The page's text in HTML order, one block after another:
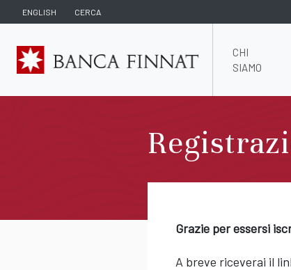
ENGLISH CERCA
CHI
SIAMO
Grazie per essersi
A breve riceverai il